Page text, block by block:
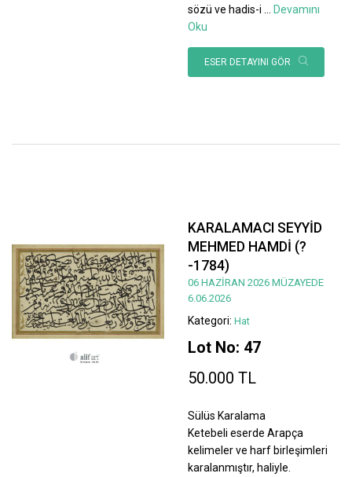
sözü ve hadis-i ... Devamını
Oku
ESER DETAYINI GÖR
KARALAMACI SEYYİD
MEHMED HAMDİ (?
-1784)
06 HAZİRAN 2026 MÜZAYEDE
6.06.2026
Kategori: Hat
Lot No: 47
50.000 TL
Sülüs Karalama
Ketebeli eserde Arapça
kelimeler ve harf birleşimleri
karalanmıştır, haliyle.